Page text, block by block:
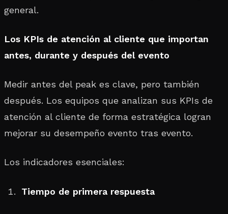
general.
Los KPIs de atención al cliente que importan
antes, durante y después del evento
Medir antes del peak es clave, pero también
después. Los equipos que analizan sus KPIs de
atención al cliente de forma estratégica logran
mejorar su desempeño evento tras evento.
Los indicadores esenciales:
Tiempo de primera respuesta